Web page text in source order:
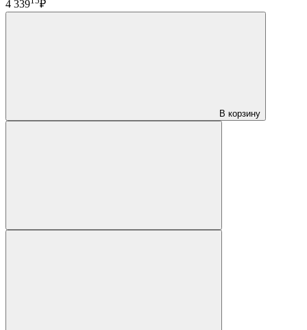
4 339
₽
В корзину